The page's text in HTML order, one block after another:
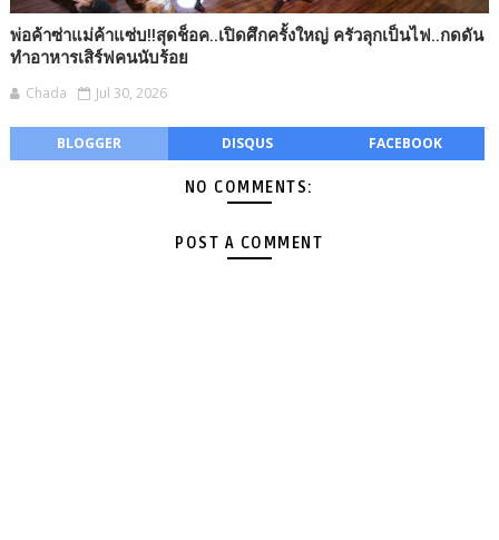
พ่อค้าซ่าแม่ค้าแซ่บ!!สุดช็อค..เปิดศึกครั้งใหญ่ ครัวลุกเป็นไฟ..กดดัน
ทำอาหารเสิร์ฟคนนับร้อย
Chada Jul 30, 2026
BLOGGER DISQUS FACEBOOK
NO COMMENTS:
POST A COMMENT